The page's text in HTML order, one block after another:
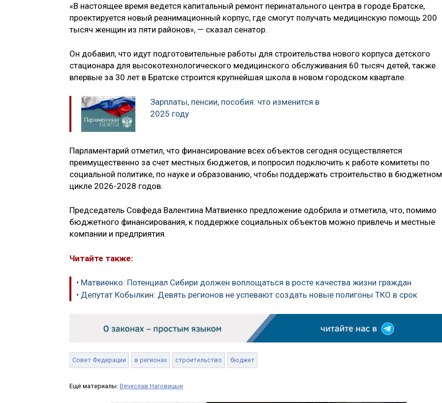
«В настоящее время ведется капитальный ремонт перинатального центра в городе Братске,
проектируется новый реанимационный корпус, где смогут получать медицинскую помощь 200
тысяч женщин из пяти районов», — сказал сенатор.
Он добавил, что идут подготовительные работы для строительства нового корпуса детского
стационара для высокотехнологического медицинского обслуживания 60 тысяч детей, также
впервые за 30 лет в Братске строится крупнейшая школа в новом городском квартале.
Зарплаты, пенсии, пособия: что изменится в
2025 году
Парламентарий отметил, что финансирование всех объектов сегодня осуществляется
преимущественно за счет местных бюджетов, и попросил подключить к работе комитеты по
социальной политике, по науке и образованию, чтобы поддержать строительство в бюджетном
цикле 2026-2028 годов.
Председатель Совфеда Валентина Матвиенко предложение одобрила и отметила, что, помимо
бюджетного финансирования, к поддержке социальных объектов можно привлечь и местные
компании и предприятия.
Читайте также:
• Матвиенко: Потенциал Сибири должен воплощаться в росте качества жизни граждан
• Депутат Кобылкин: Девять регионов не успевают создать новые полигоны ТКО в срок
Совет Федерации в регионах строительство бюджет
Ещё материалы: Вячеслав Наговицын